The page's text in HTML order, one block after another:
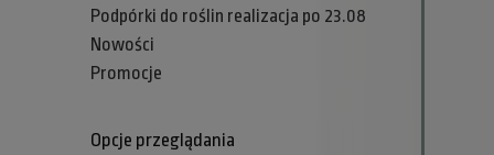
Podpórki do roślin realizacja po 23.08
Nowości
Promocje
Opcje przeglądania